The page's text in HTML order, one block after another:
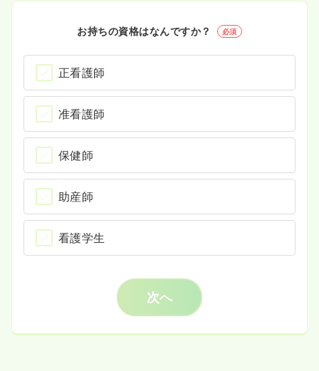
お持ちの資格はなんですか？ 必須
正看護師
准看護師
保健師
助産師
看護学生
次へ